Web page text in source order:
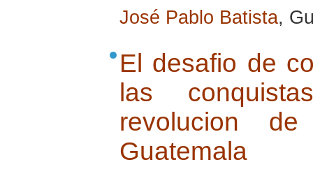
José Pablo Batista,
El desafio de
las
revolucion
Guatemala